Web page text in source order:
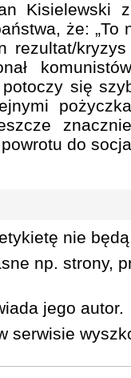
Kisielewski
że: „To
rezultat/
się
do
nie
np. strony,
jego autor.
serwisie